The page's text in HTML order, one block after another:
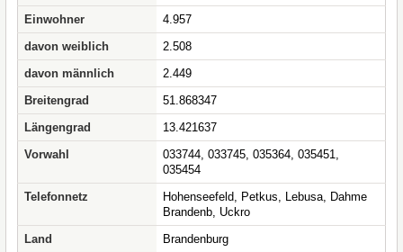
Einwohner
4.957
davon weiblich
2.508
davon männlich
2.449
Breitengrad
51.868347
Längengrad
13.421637
Vorwahl
033744, 033745, 035364, 035451,
035454
Telefonnetz
Hohenseefeld, Petkus, Lebusa, Dahme
Brandenb, Uckro
Land
Brandenburg